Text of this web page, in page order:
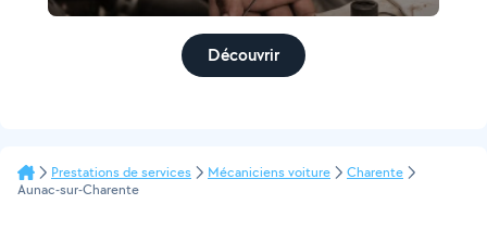
Découvrir
Prestations de services Mécaniciens voiture
Charente
Aunac-sur-Charente